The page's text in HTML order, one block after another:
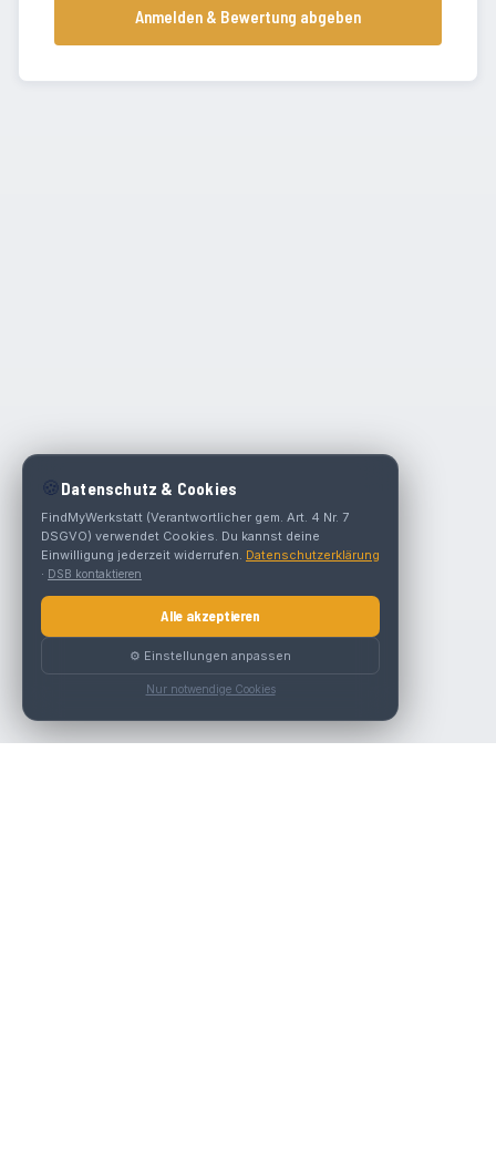
Anmelden & Bewertung abgeben
🍪 Datenschutz & Cookies
FindMyWerkstatt (Verantwortlicher gem. Art. 4 Nr. 7
DSGVO) verwendet Cookies. Du kannst deine
Einwilligung jederzeit widerrufen. Datenschutzerklärung
· DSB kontaktieren
Alle akzeptieren
⚙️ Einstellungen anpassen
Nur notwendige Cookies